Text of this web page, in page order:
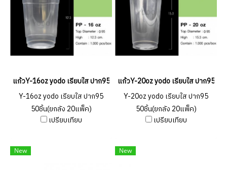
แก้วY-16oz yodo เรียบใส ปาก95 50ชิ้น(ยกลัง 20แพ็ค)
Y-16oz yodo เรียบใส ปาก95
50ชิ้น(ยกลัง 20แพ็ค)
เปรียบเทียบ
แก้วY-20oz yodo เรียบใส ปาก95
Y-20oz yodo เรียบใส ปาก95
50ชิ้น(ยกลัง 20แพ็ค)
เปรียบเทียบ
New New